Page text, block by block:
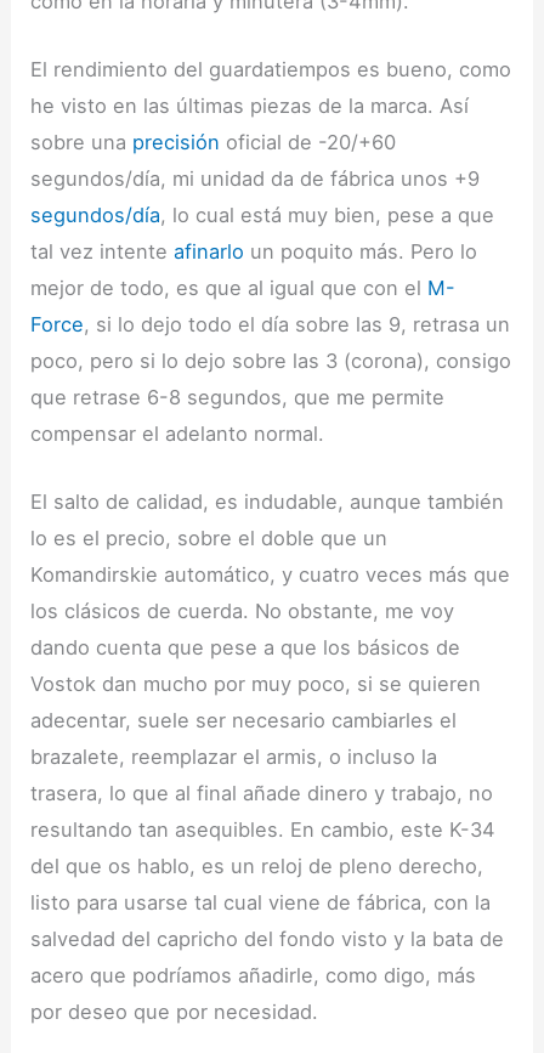
El rendimiento del guardatiempos es bueno, como
he visto en las últimas piezas de la marca. Así
sobre una precisión oficial de -20/+60
segundos/día, mi unidad da de fábrica unos +9
segundos/día, lo cual está muy bien, pese a que
tal vez intenteafinarlo un poquito más. Pero lo
mejor de todo, es que al igual que con el M-
Force, si lo dejo todo el día sobre las 9, retrasa un
poco, pero si lo dejo sobre las 3 (corona), consigo
que retrase 6-8 segundos, que me permite
compensar el adelanto normal.
El salto de calidad, es indudable, aunque también
lo es el precio, sobre el doble que un
Komandirskie automático, y cuatro veces más que
los clásicos de cuerda. No obstante, me voy
dando cuenta que pese a que los básicos de
Vostok dan mucho por muy poco, si se quieren
adecentar, suele ser necesario cambiarles el
brazalete, reemplazar el armis, o incluso la
trasera, lo que al final añade dinero y trabajo, no
resultando tan asequibles. En cambio, este K-34
del que os hablo, es un reloj de pleno derecho,
listo para usarse tal cual viene de fábrica, con la
salvedad del capricho del fondo visto y la bata de
acero que podríamos añadirle, como digo, más
por deseo que por necesidad.